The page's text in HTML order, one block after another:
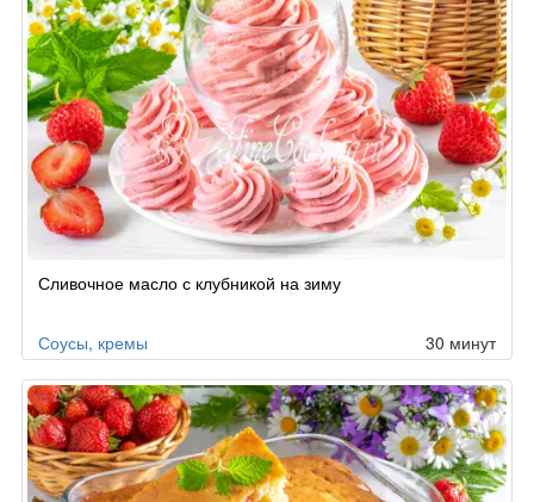
Сливочное масло с клубникой на зиму
Соусы, кремы 30 минут